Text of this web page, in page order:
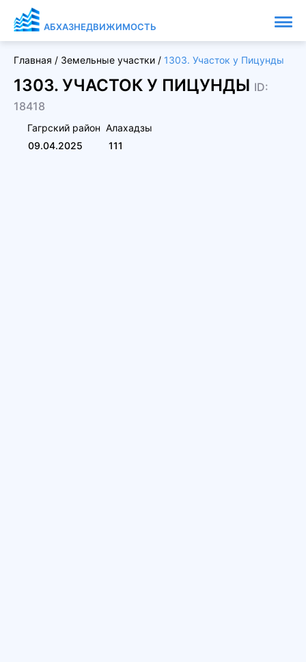
АБХАЗНЕДВИЖИМОСТЬ
Главная / Земельные участки / 1303. Участок у Пицунды
1303. УЧАСТОК У ПИЦУНДЫ ID:
18418
Гагрский район Алахадзы
09.04.2025
111